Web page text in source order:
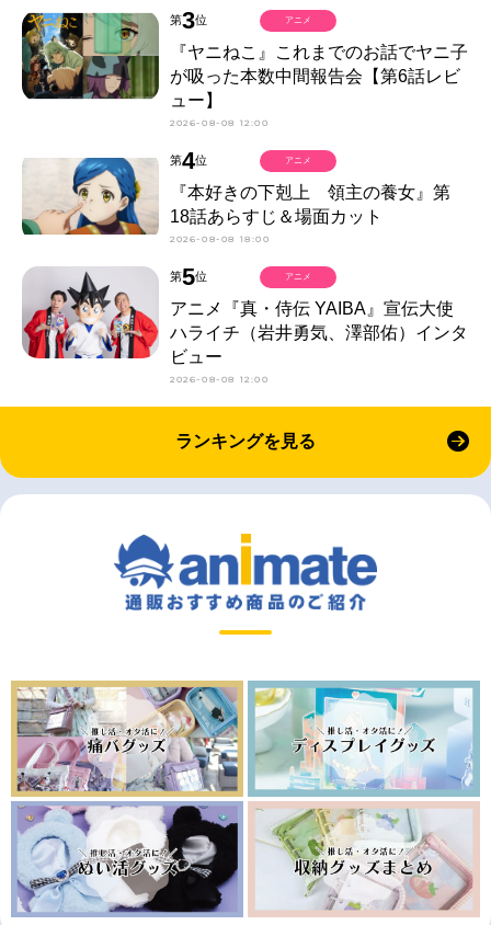
第3位
『ヤニねこ』これまでのお話でヤニ子
が吸った本数中間報告会【第6話レビ
ュー】
2026-08-08 12:00
アニメ
第4位
『本好きの下剋上 領主の養女』第
18話あらすじ＆場面カット
2026-08-08 18:00
アニメ
第5位
アニメ『真・侍伝 YAIBA』宣伝大使
ハライチ（岩井勇気、澤部佑）インタ
ビュー
2026-08-08 12:00
アニメ
ランキングを見る